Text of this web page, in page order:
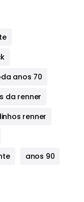
anos 70
da renner
renner
anos 90